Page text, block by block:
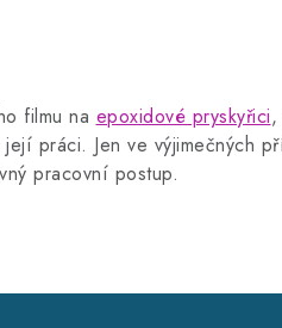
filmu na epoxidové pryskyřici,
práci. Jen ve výjimečných
pracovní postup.